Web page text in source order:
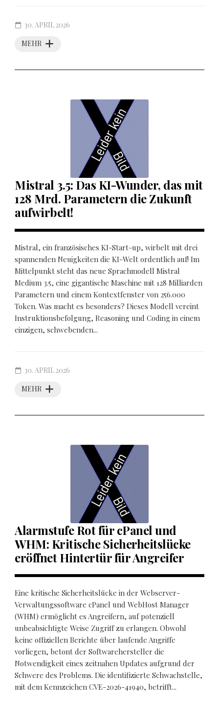
MEHR
30. APRIL 2026
Mistral 3.5: Das KI-Wunder, das mit
128 Mrd. Parametern die Zukunft
aufwirbelt!
Mistral, ein französisches KI-Start-up, wirbelt mit drei
spannenden Neuigkeiten die KI-Welt ordentlich auf! Im
Mittelpunkt steht das neue Sprachmodell Mistral
Medium 3.5, eine gigantische Maschine mit 128 Milliarden
Parametern und einem Kontextfenster von 256.000
Token. Was macht es besonders? Dieses Modell vereint
Instruktionsbefolgung, Reasoning und Coding in einem
einzigen, schwebenden...
MEHR
30. APRIL 2026
Alarmstufe Rot für cPanel und
WHM: Kritische Sicherheitslücke
eröffnet Hintertür für Angreifer
Eine kritische Sicherheitslücke in der Webserver-
Verwaltungssoftware cPanel und WebHost Manager
(WHM) ermöglicht es Angreifern, auf potenziell
unbeabsichtigte Weise Zugriff zu erlangen. Obwohl
keine offiziellen Berichte über laufende Angriffe
vorliegen, betont der Softwarehersteller die
Notwendigkeit eines zeitnahen Updates aufgrund der
Schwere des Problems. Die identifizierte Schwachstelle,
mit dem Kennzeichen CVE-2026-41940, betrifft...